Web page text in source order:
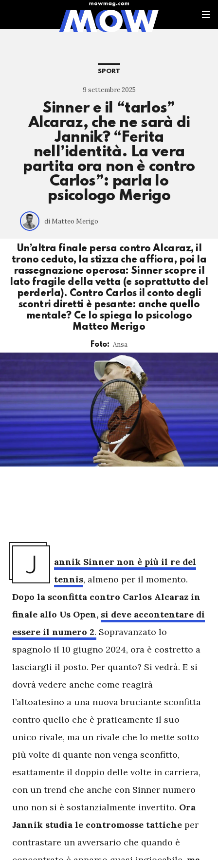
SPORT
9 settembre 2025
Sinner e il “tarlos”
Alcaraz, che ne sarà di
Jannik? “Ferita
nell’identità. La vera
partita ora non è contro
Carlos”: parla lo
psicologo Merigo
di Matteo Merigo
Un’altra finale persa contro Alcaraz, il
trono ceduto, la stizza che affiora, poi la
rassegnazione operosa: Sinner scopre il
lato fragile della vetta (e soprattutto del
perderla). Contro Carlos il conto degli
scontri diretti è pesante: anche quello
mentale? Ce lo spiega lo psicologo
Matteo Merigo
Foto: Ansa
J
annik Sinner non è più il re del
tennis, almeno per il momento.
Dopo la sconfitta contro Carlos Alcaraz in
finale allo Us Open, si deve accontentare di
essere il numero 2. Sopravanzato lo
spagnolo il 10 giugno 2024, ora è costretto a
lasciargli il posto. Per quanto? Si vedrà. E si
dovrà vedere anche come reagirà
l’altoatesino a una nuova bruciante sconfitta
contro quello che è praticamente il suo
unico rivale, ma un rivale che lo mette sotto
più volte di quante non venga sconfitto,
esattamente il doppio delle volte in carriera,
con un trend che anche con Sinner numero
uno non si è sostanzialmente invertito. Ora
Jannik studia le contromosse tattiche per
contrastare un avversario che quando è